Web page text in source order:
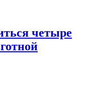
четыре